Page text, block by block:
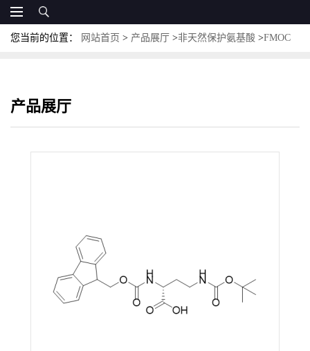
您当前的位置： 网站首页 > 产品展厅 >非天然保护氨基酸 >FMOC
产品展厅